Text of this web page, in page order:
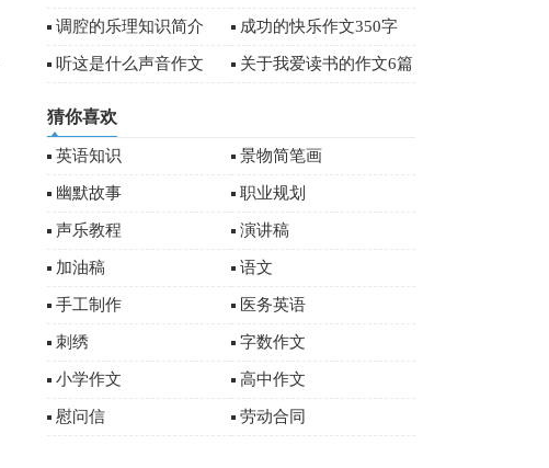
文调腔的乐理知识简介 成功的快乐作文350字
听这是什么声音作文 关于我爱读书的作文6篇
猜你喜欢
英语知识 景物简笔画
幽默故事 职业规划
声乐教程 演讲稿
加油稿 语文
手工制作 医务英语
刺绣 字数作文
小学作文 高中作文
慰问信 劳动合同